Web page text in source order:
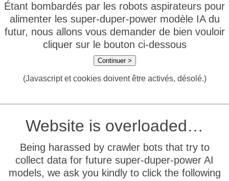
Étant bombardés par les robots aspirateurs pour
alimenter les super-duper-power modèle IA du
futur, nous allons vous demander de bien vouloir
cliquer sur le bouton ci-dessous
Continuer >
(Javascript et cookies doivent être activés, désolé.)
Website is overloaded…
Being harassed by crawler bots that try to
collect data for future super-duper-power AI
models, we ask you kindly to click the following